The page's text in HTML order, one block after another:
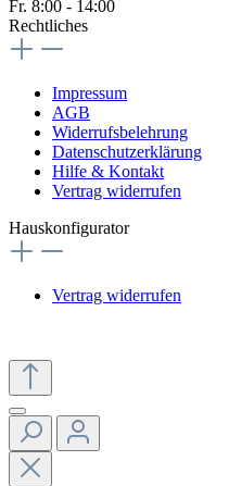
Fr. 8:00 - 14:00
Rechtliches
Impressum
AGB
Widerrufsbelehrung
Datenschutzerklärung
Hilfe & Kontakt
Vertrag widerrufen
Hauskonfigurator
Vertrag widerrufen